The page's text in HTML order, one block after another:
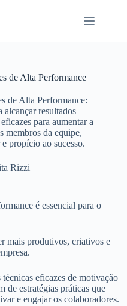
de Alta Performance
de Alta Performance:
resultados
para aumentar a
membros da equipe,
propício ao sucesso.
Rizzi
é essencial para o
mais produtivos, criativos e
eficazes de motivação
de estratégias práticas que
e engajar os colaboradores.